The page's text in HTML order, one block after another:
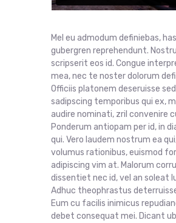
Mel eu admodum definiebas,
gubergren reprehendunt.
scripserit eos id. Congue
mea, nec te noster dolorum
Officiis platonem deseruisse
sadipscing temporibus qui ex,
audire nominati, zril convenire
Ponderum antiopam per id, in
qui. Vero laudem nostrum ea
volumus rationibus, euismod
adipiscing vim at. Malorum
dissentiet nec id, vel an soleat
Adhuc theophrastus
Eum cu facilis inimicus
debet consequat mei. Dicant